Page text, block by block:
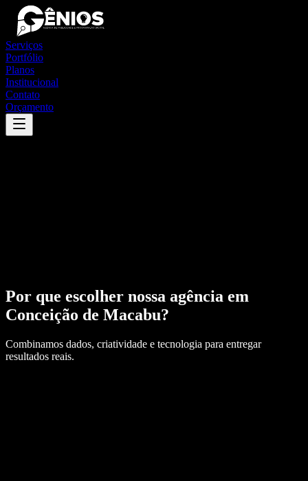
Serviços
Portfólio
Planos
Institucional
Contato
Orçamento
Por que escolher nossa agência em
Conceição de Macabu?
Combinamos dados, criatividade e tecnologia para entregar
resultados reais.